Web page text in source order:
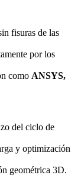
fisuras de las
por los
como ANSYS,
del ciclo de
y optimización
geométrica 3D.